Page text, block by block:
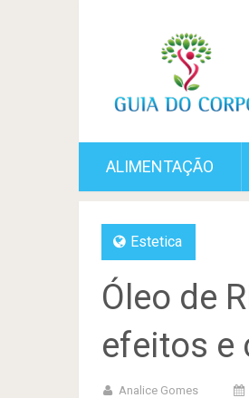
ALIMENTAÇÃO
Estetica
Óleo de
efeitos e
Analice Gomes